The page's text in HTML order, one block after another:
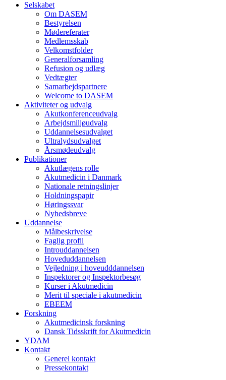
Selskabet
Om DASEM
Bestyrelsen
Mødereferater
Medlemsskab
Velkomstfolder
Generalforsamling
Refusion og udlæg
Vedtægter
Samarbejdspartnere
Welcome to DASEM
Aktiviteter og udvalg
Akutkonferenceudvalg
Arbejdsmiljøudvalg
Uddannelsesudvalget
Ultralydsudvalget
Årsmødeudvalg
Publikationer
Akutlægens rolle
Akutmedicin i Danmark
Nationale retningslinjer
Holdningspapir
Høringssvar
Nyhedsbreve
Uddannelse
Målbeskrivelse
Faglig profil
Introuddannelsen
Hoveduddannelsen
Vejledning i hoveudddannelsen
Inspektorer og Inspektorbesøg
Kurser i Akutmedicin
Merit til speciale i akutmedicin
EBEEM
Forskning
Akutmedicinsk forskning
Dansk Tidsskrift for Akutmedicin
YDAM
Kontakt
Generel kontakt
Pressekontakt